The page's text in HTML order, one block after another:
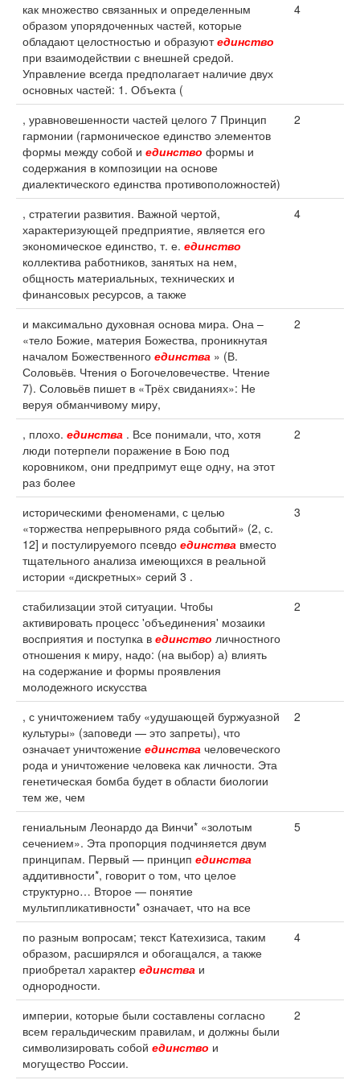
как множество связанных и определенным
образом упорядоченных частей, которые
обладают целостностью и образуютединство
при взаимодействии с внешней средой.
Управление всегда предполагает наличие двух
основных частей: 1. Объекта (
4
, уравновешенности частей целого 7 Принцип
гармонии (гармоническое единство элементов
формы между собой и единство формы и
содержания в композиции на основе
диалектического единства противоположностей)
2
, стратегии развития. Важной чертой,
характеризующей предприятие, является его
экономическое единство, т. е. единство
коллектива работников, занятых на нем,
общность материальных, технических и
финансовых ресурсов, а также
4
и максимально духовная основа мира. Она –
«тело Божие, материя Божества, проникнутая
началом Божественного единства » (В.
Соловьёв. Чтения о Богочеловечестве. Чтение
7). Соловьёв пишет в «Трёх свиданиях»: Не
веруя обманчивому миру,
2
, плохо. единства . Все понимали, что, хотя
люди потерпели поражение в Бою под
коровником, они предпримут еще одну, на этот
раз более
2
историческими феноменами, с целью
«торжества непрерывного ряда событий» (2, с.
12] и постулируемого псевдо единства вместо
тщательного анализа имеющихся в реальной
истории «дискретных» серий 3 .
3
стабилизации этой ситуации. Чтобы
активировать процесс 'объединения' мозаики
восприятия и поступка в единство личностного
отношения к миру, надо: (на выбор) а) влиять
на содержание и формы проявления
молодежного искусства
2
, с уничтожением табу «удушающей буржуазной
культуры» (заповеди — это запреты), что
означает уничтожение единства человеческого
рода и уничтожение человека как личности. Эта
генетическая бомба будет в области биологии
тем же, чем
2
гениальным Леонардо да Винчи* «золотым
сечением». Эта пропорция подчиняется двум
принципам. Первый — принцип единства
аддитивности*, говорит о том, что целое
структурно… Второе — понятие
мультипликативности* означает, что на все
5
по разным вопросам; текст Катехизиса, таким
образом, расширялся и обогащался, а также
приобретал характер единства и
однородности.
4
империи, которые были составлены согласно
всем геральдическим правилам, и должны были
символизировать собой единство и
могущество России.
2